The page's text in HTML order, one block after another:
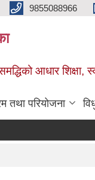
9855088966
आधार शिक्षा,
तथा परियोजना